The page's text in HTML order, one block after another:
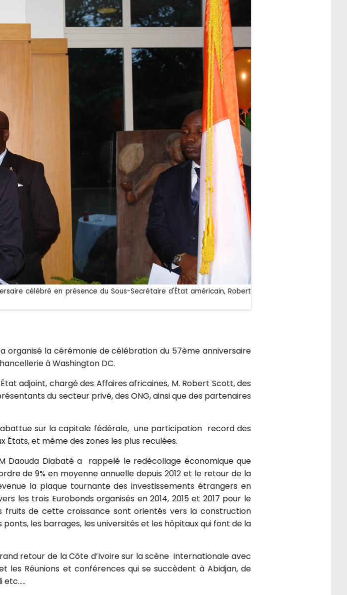
célébré en présence du Sous-Secrétaire d'État américain, Robert
organisé la cérémonie de célébration du 57ème anniversaire
à Washington DC.
adjoint, chargé des Affaires africaines, M. Robert Scott, des
du secteur privé, des ONG, ainsi que des partenaires
sur la capitale fédérale, une participation record des
et même des zones les plus reculées.
Daouda Diabaté a rappelé le redécollage économique que
de 9% en moyenne annuelle depuis 2012 et le retour de la
la plaque tournante des investissements étrangers en
les trois Eurobonds organisés en 2014, 2015 et 2017 pour le
de cette croissance sont orientés vers la construction
les barrages, les universités et les hôpitaux qui font de la
retour de la Côte d’Ivoire sur la scène internationale avec
les Réunions et conférences qui se succèdent à Abidjan, de
etc…..